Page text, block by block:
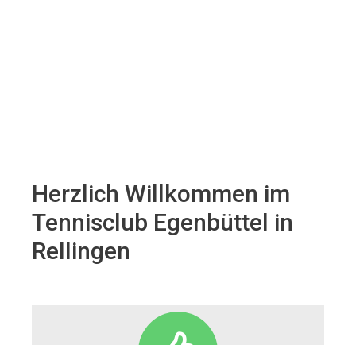
Herzlich Willkommen im
Tennisclub Egenbüttel in
Rellingen